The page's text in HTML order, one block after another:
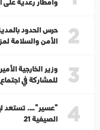
وأمطار رعدية على
2
حرس الحدود
الأمن والسلامة
3
وزير الخارجية
للمشاركة في
4
"عسير"…. تستعد
الصيفية 21